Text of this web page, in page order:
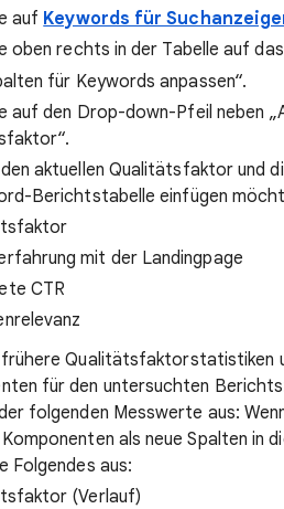
auf Keywords für
oben rechts in der Tabelle auf
für Keywords anpassen“.
auf den Drop-down-Pfeil neben
den aktuellen Qualitätsfaktor und
Berichtstabelle einfügen
mit der Landingpage
CTR
frühere Qualitätsfaktorstatistiken
für den untersuchten
folgenden Messwerte aus:
Komponenten als neue Spalten
Folgendes aus:
(Verlauf)